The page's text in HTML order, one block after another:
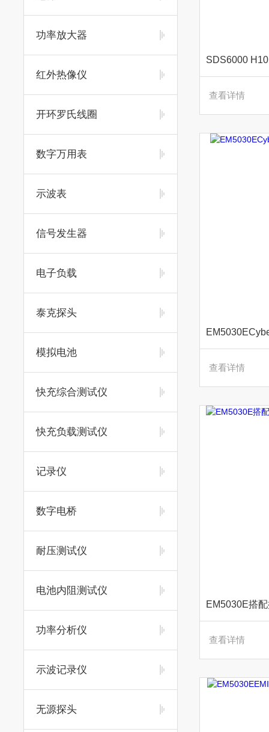
功率放大器
红外热像仪
开环罗氏线圈
数字万用表
示波表
信号发生器
电子负载
泰克探头
模拟电池
快充综合测试仪
快充负载测试仪
记录仪
数字电桥
耐压测试仪
电池内阻测试仪
功率分析仪
示波记录仪
无源探头
查看详情
查看详情
查看详情